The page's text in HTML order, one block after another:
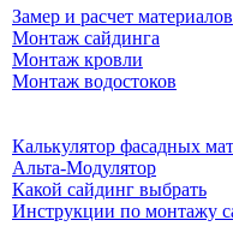
Замер и расчет материалов
Монтаж сайдинга
Монтаж кровли
Монтаж водостоков
Калькулятор фасадных
Альта-Модулятор
Какой сайдинг выбрать
Инструкции по монтажу